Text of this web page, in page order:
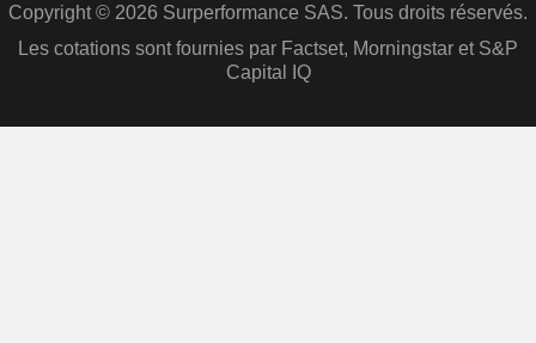
Copyright © 2026 Surperformance SAS. Tous droits réservés.
Les cotations sont fournies par Factset, Morningstar et S&P
Capital IQ